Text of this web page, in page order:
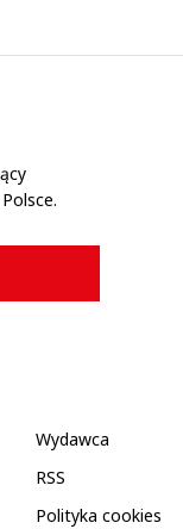
Wydawca
RSS
Polityka cookies